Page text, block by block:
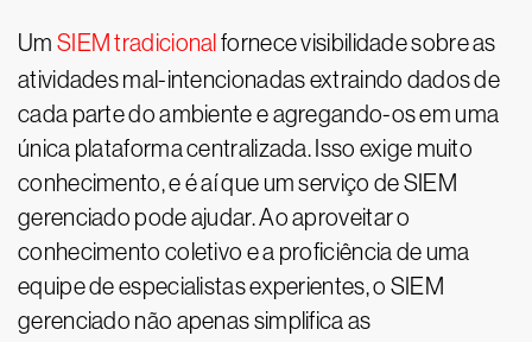
Um SIEM tradicional fornece visibilidade sobre as
atividades mal-intencionadas extraindo dados de
cada parte do ambiente e agregando-os em uma
única plataforma centralizada. Isso exige muito
conhecimento, e é aí que um serviço de SIEM
gerenciado pode ajudar. Ao aproveitar o
conhecimento coletivo e a proficiência de uma
equipe de especialistas experientes, o SIEM
gerenciado não apenas simplifica as